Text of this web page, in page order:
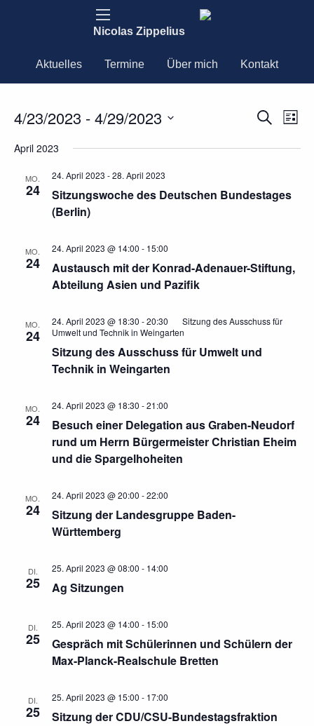
Nicolas Zippelius
Aktuelles Termine Über mich Kontakt
Suche
Suche
Liste
4/23/2023 - 4/29/2023
wählen.
April 2023
MO.
24
24. April 2023 -28. April 2023
Sitzungswoche des Deutschen Bundestages
(Berlin)
MO.
24
24. April 2023 @ 14:00 - 15:00
Austausch mit der Konrad-Adenauer-Stiftung,
Abteilung Asien und Pazifik
MO.
24
24. April 2023 @ 18:30 -20:30
Sitzung des Ausschuss für
Umwelt und Technik in Weingarten
Sitzung des Ausschuss für Umwelt und
Technik in Weingarten
MO.
24
24. April 2023 @ 18:30 -21:00
Besuch einer Delegation aus Graben-Neudorf
rund um Herrn Bürgermeister Christian Eheim
und die Spargelhoheiten
MO.
24
24. April 2023 @ 20:00 -22:00
Sitzung der Landesgruppe Baden-
Württemberg
DI.
25
25. April 2023 @ 08:00 - 14:00
Ag Sitzungen
DI.
25
25. April 2023 @ 14:00 - 15:00
Gespräch mit Schülerinnen und Schülern der
Max-Planck-Realschule Bretten
DI.
25
25. April 2023 @ 15:00 - 17:00
Sitzung der CDU/CSU-Bundestagsfraktion